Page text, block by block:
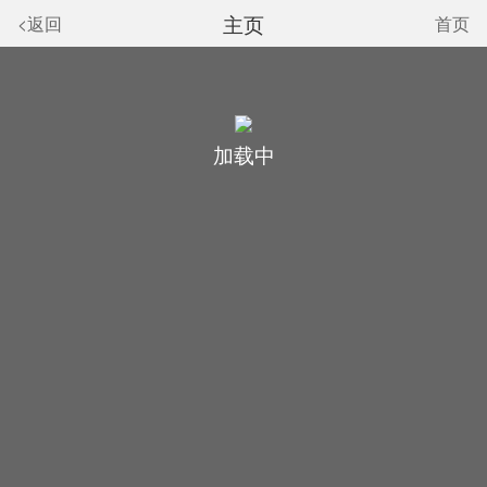
<返回 主页 首页
加载中